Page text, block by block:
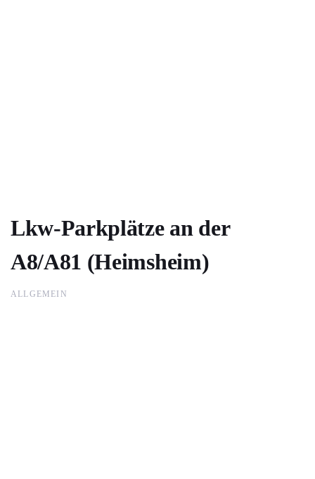
Lkw-Parkplätze an der
A8/A81 (Heimsheim)
ALLGEMEIN